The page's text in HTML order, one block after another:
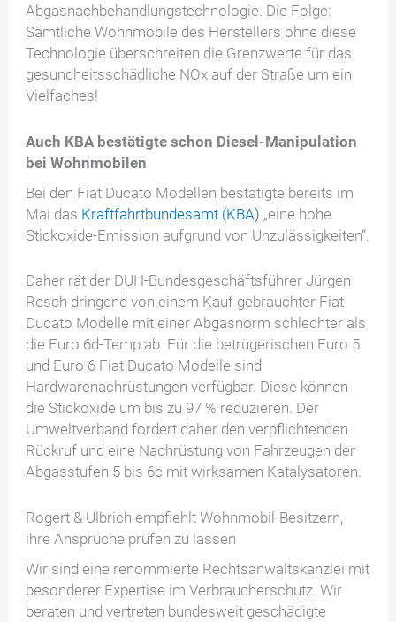
Abgasnachbehandlungstechnologie. Die Folge:
Sämtliche Wohnmobile des Herstellers ohne diese
Technologie überschreiten die Grenzwerte für das
gesundheitsschädliche NOx auf der Straße um ein
Vielfaches!
Auch KBA bestätigte schon Diesel-Manipulation
bei Wohnmobilen
Bei den Fiat Ducato Modellen bestätigte bereits im
Mai das Kraftfahrtbundesamt (KBA) „eine hohe
Stickoxide-Emission aufgrund von Unzulässigkeiten“.
Daher rät der DUH-Bundesgeschäftsführer Jürgen
Resch dringend von einem Kauf gebrauchter Fiat
Ducato Modelle mit einer Abgasnorm schlechter als
die Euro 6d-Temp ab. Für die betrügerischen Euro 5
und Euro 6 Fiat Ducato Modelle sind
Hardwarenachrüstungen verfügbar. Diese können
die Stickoxide um bis zu 97 % reduzieren. Der
Umweltverband fordert daher den verpflichtenden
Rückruf und eine Nachrüstung von Fahrzeugen der
Abgasstufen 5 bis 6c mit wirksamen Katalysatoren.
Rogert & Ulbrich empfiehlt Wohnmobil-Besitzern,
ihre Ansprüche prüfen zu lassen
Wir sind eine renommierte Rechtsanwaltskanzlei mit
besonderer Expertise im Verbraucherschutz. Wir
beraten und vertreten bundesweit geschädigte